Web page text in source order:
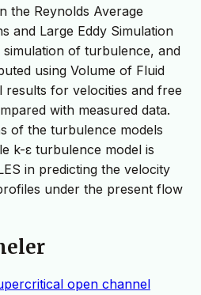
the Reynolds Average
and Large Eddy Simulation
of turbulence, and
using Volume of Fluid
results for velocities and free
with measured data.
of the turbulence models
k-ε turbulence model is
in predicting the velocity
under the present flow
open channel